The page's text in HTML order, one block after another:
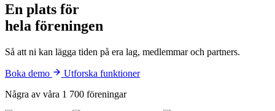
En plats för
hela föreningen
Så att ni kan lägga tiden på era lag, medlemmar och partners.
Boka demo
Utforska funktioner
Några av våra 1 700 föreningar